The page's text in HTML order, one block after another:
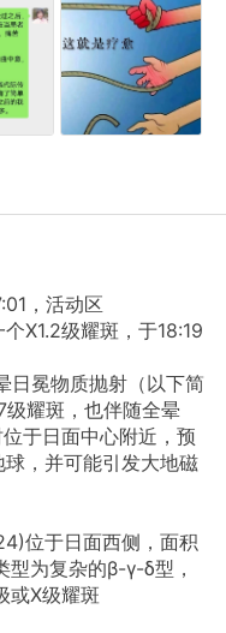
，活动区
X1.2级耀斑，于18:19
日冕物质抛射（以下简
耀斑，也伴随全晕
于日面中心附近，预
，并可能引发大地磁
位于日面西侧，面积
为复杂的β-γ-δ型，
或X级耀斑